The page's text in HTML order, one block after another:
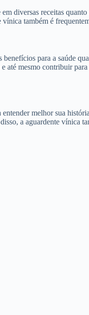
diversas receitas
também é
para a saúde
até mesmo contribuir
melhor sua
a aguardente vínica